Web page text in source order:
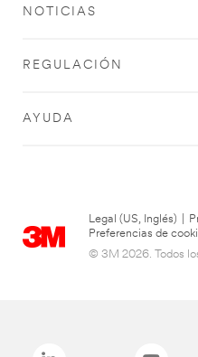
NOTICIAS
REGULACIÓN
AYUDA
Legal (US, Inglés)
Preferencias de
© 3M 2026. Todos